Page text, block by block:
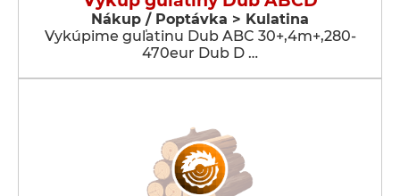
Nákup / Poptávka > Kulatina
Vykúpime guľatinu Dub ABC 30+,4m+,280-
470eur Dub D …